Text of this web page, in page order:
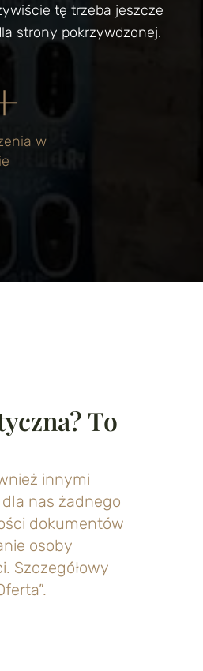
tę trzeba jeszcze
strony pokrzywdzonej.
w
To
innymi
nas żadnego
dokumentów
osoby
Szczegółowy